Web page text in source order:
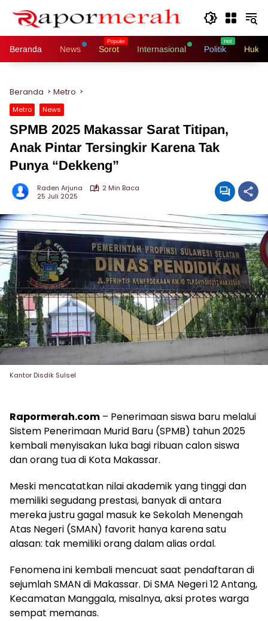
Beranda News Sorot Internasional Politik
Beranda Metro
Metro News
SPMB 2025 Makassar Sarat Titipan,
Anak Pintar Tersingkir Karena Tak
Punya “Dekkeng”
Raden Arjuna
2 Min Baca
25 Juli 2025
Kantor Disdik Sulsel
Rapormerah.com – Penerimaan siswa baru melalui
Sistem Penerimaan Murid Baru (SPMB) tahun 2025
kembali menyisakan luka bagi ribuan calon siswa
dan orang tua di Kota Makassar.
Meski mencatatkan nilai akademik yang tinggi dan
memiliki segudang prestasi, banyak di antara
mereka justru gagal masuk ke Sekolah Menengah
Atas Negeri (SMAN) favorit hanya karena satu
alasan: tak memiliki orang dalam alias ordal.
Fenomena ini kembali mencuat saat pendaftaran di
sejumlah SMAN di Makassar. Di SMA Negeri 12 Antang,
Kecamatan Manggala, misalnya, aksi protes warga
sempat memanas.